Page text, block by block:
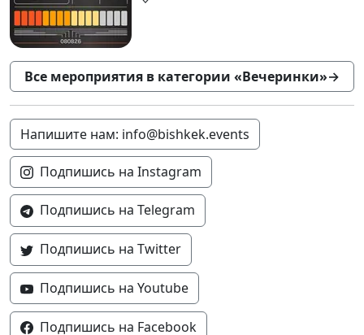
Все мероприятия в категории «Вечеринки»→
Напишите нам: info@bishkek.events
Подпишись на Instagram
Подпишись на Telegram
Подпишись на Twitter
Подпишись на Youtube
Подпишись на Facebook